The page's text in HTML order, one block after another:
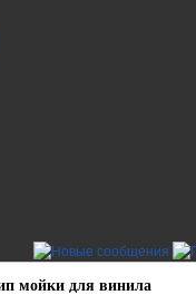
мойки для винила